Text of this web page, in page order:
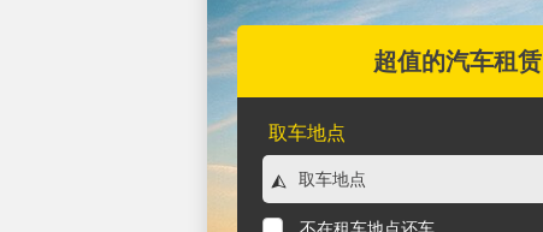
超值的汽车租赁
取车地点